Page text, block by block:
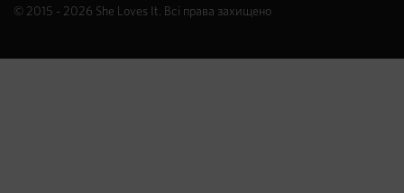
© 2015 - 2026 She Loves It . Всі права захищено